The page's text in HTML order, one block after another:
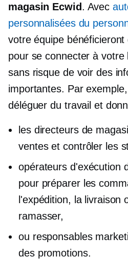
magasin Ecwid. Avec
personnalisées du
votre équipe
pour se connecter à votre
sans risque de voir des
importantes. Par
déléguer du travail et
les directeurs de
ventes et contrôler les
opérateurs d'exécution
pour préparer les
l'expédition, la livraison
ramasser,
ou responsables
des promotions.